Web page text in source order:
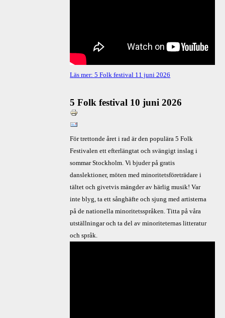
Läs mer: 5 Folk festival 11 juni 2026
5 Folk festival 10 juni 2026
För trettonde året i rad är den populära 5 Folk
Festivalen ett efterlängtat och svängigt inslag i
sommar Stockholm. Vi bjuder på gratis
danslektioner, möten med minoritetsföreträdare i
tältet och givetvis mängder av härlig musik! Var
inte blyg, ta ett sånghäfte och sjung med artisterna
på de nationella minoritetsspråken. Titta på våra
utställningar och ta del av minoriteternas litteratur
och språk.